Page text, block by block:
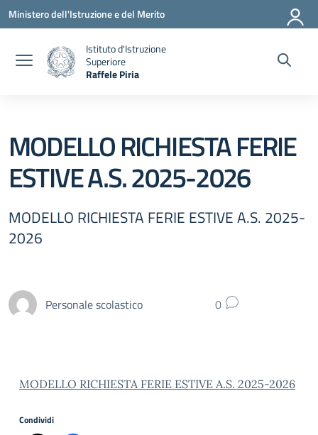
Vai ai contenuti
Vai al menu di navigazione
Vai al footer
Ministero dell'Istruzione e del Merito
Istituto d'Istruzione
Superiore
Raffele Piria
MODELLO RICHIESTA FERIE
ESTIVE A.S. 2025-2026
MODELLO RICHIESTA FERIE ESTIVE A.S. 2025-
2026
Personale scolastico 0
MODELLO RICHIESTA FERIE ESTIVE A.S. 2025-2026
Condividi